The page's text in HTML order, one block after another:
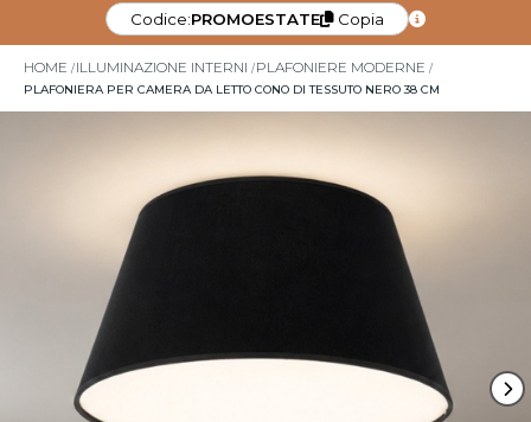
Codice:PROMOESTATE Copia
HOME ILLUMINAZIONE INTERNI PLAFONIERE MODERNE
PLAFONIERA PER CAMERA DA LETTO CONO DI TESSUTO NERO 38 CM